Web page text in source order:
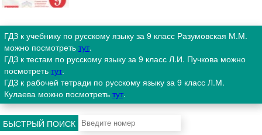
ГДЗ к учебнику по русскому языку за 9 класс Разумовская М.М.
можно посмотреть тут.
ГДЗ к тестам по русскому языку за 9 класс Л.И. Пучкова можно
посмотреть тут.
ГДЗ к рабочей тетради по русскому языку за 9 класс Л.М.
Кулаева можно посмотреть тут.
БЫСТРЫЙ ПОИСК